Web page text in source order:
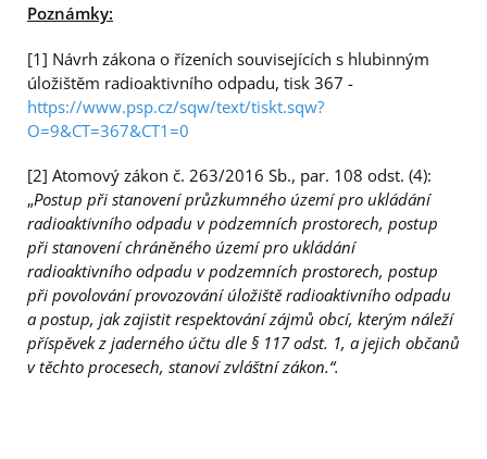
Poznámky:
[1] Návrh zákona o řízeních souvisejících s hlubinným
úložištěm radioaktivního odpadu, tisk 367 -
https://www.psp.cz/sqw/text/tiskt.sqw?
O=9&CT=367&CT1=0
[2] Atomový zákon č. 263/2016 Sb., par. 108 odst. (4):
„Postup při stanovení průzkumného území pro ukládání
radioaktivního odpadu v podzemních prostorech, postup
při stanovení chráněného území pro ukládání
radioaktivního odpadu v podzemních prostorech, postup
při povolování provozování úložiště radioaktivního odpadu
a postup, jak zajistit respektování zájmů obcí, kterým náleží
příspěvek z jaderného účtu dle § 117 odst. 1, a jejich občanů
v těchto procesech, stanoví zvláštní zákon.“.